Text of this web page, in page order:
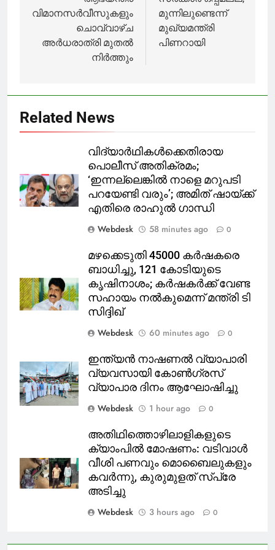
വിമാനസർവീസുകളും
ചൊവ്വാഴ്ച
അർധരാത്രി മുതൽ
നിർത്തും
മുന്നിലുണ്ടെന്ന്
മുഖ്യമന്ത്രി
പിണറായി
Related News
വിദ്യാര്‍ഥികള്‍ക്കെതിരായ
പൊലീസ് അതിക്രമം;
‘ഇന്നല്ലെങ്കില്‍ നാളെ മറുപടി
പറയേണ്ടി വരും’; അമിത് ഷായ്ക്ക്
എതിരെ രാഹുല്‍ ഗാന്ധി
Webdesk
58 minutes ago 0
മഴക്കെടുതി 45000 കർഷകരെ
ബാധിച്ചു, 121 കോടിയുടെ
കൃഷിനാശം; കർഷകർക്ക് വേണ്ട
സഹായം നൽകുമെന്ന് മന്ത്രി ടി
സിദ്ദിഖ്
Webdesk
60 minutes ago 0
ഇന്ത്യൻ നാഷണൽ വ്യാപാരി
വ്യവസായി കോൺഗ്രസ്
വ്യാപാര ദിനം ആഘോഷിച്ചു
Webdesk
1 hour ago 0
അതിഥിത്തൊഴിലാളികളുടെ
ക്യാംപിൽ മോഷണം: വടിവാൾ
വീശി പണവും മൊബൈലുകളും
കവർന്നു, കുരുമുളത് സ്പ്രേ
അടിച്ചു
Webdesk
3 hours ago 0